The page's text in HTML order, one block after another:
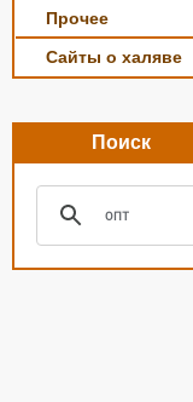
Прочее
Сайты о халяве
Поиск